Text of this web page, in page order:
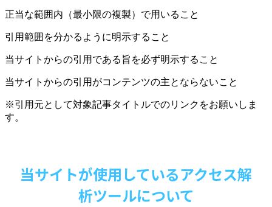
正当な範囲内（最小限の複製）で用いること
引用範囲を分かるように明示すること
当サイトからの引用である旨を必ず明示すること
当サイトからの引用がコンテンツの主とならないこと
※引用元として対象記事タイトルでのリンクをお願いしま
す。
当サイトが使用しているアクセス解
析ツールについて